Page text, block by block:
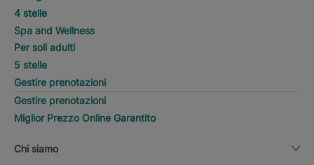
4 stelle
Spa and Wellness
Per soli adulti
5 stelle
Gestire prenotazioni
Gestire prenotazioni
Miglior Prezzo Online Garantito
Chi siamo